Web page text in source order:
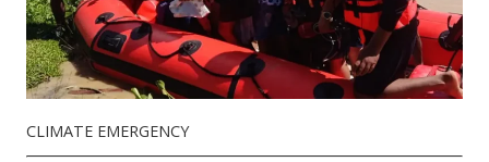
CLIMATE EMERGENCY